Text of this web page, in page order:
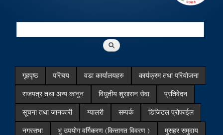
Search
गृहपृष्ठ परिचय वडा कार्यालयहरु
कार्यक्रम तथा परियोजना
राजपत्र तथा अन्य कानुन
विधुतीय शुसासन सेवा
प्रतिवेदन
सूचना तथा जानकारी
ग्यालरी सम्पर्क
डिजिटल प्रोफाईल
नगरसभा
भु उपयोग वर्गिकरण (कित्तागत विवरण )
मुसहर समुदाय